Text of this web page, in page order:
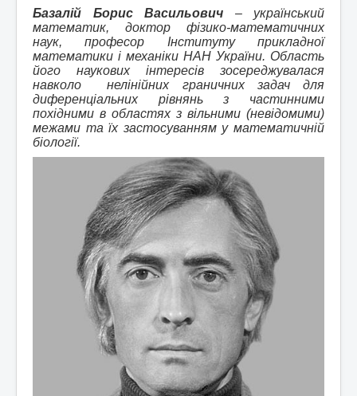
Базалій Борис Васильович – український
математик, доктор фізико-математичних
наук, професор Інституту прикладної
математики і механіки НАН України. Область
його наукових інтересів зосереджувалася
навколо нелінійних граничних задач для
диференціальних рівнянь з частинними
похідними в областях з вільними (невідомими)
межами та їх застосуванням у математичній
біології.